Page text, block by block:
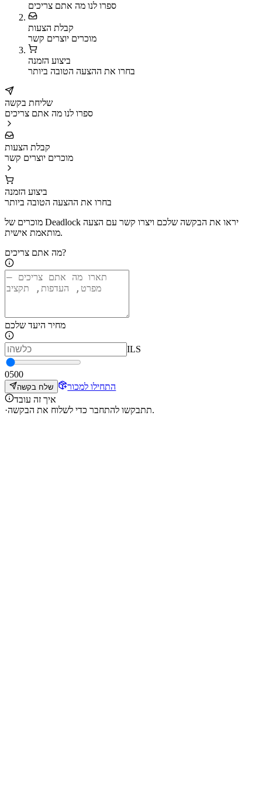
ספרו לנו מה אתם צריכים
קבלת הצעות
מוכרים יוצרים קשר
ביצוע הזמנה
בחרו את ההצעה הטובה ביותר
שליחת בקשה
ספרו לנו מה אתם צריכים
קבלת הצעות
מוכרים יוצרים קשר
ביצוע הזמנה
בחרו את ההצעה הטובה ביותר
מוכרים של Deadlock יראו את הבקשה שלכם ויצרו קשר עם הצעה
מותאמת אישית.
מה אתם צריכים?
מחיר היעד שלכם
ILS
0500
שלח בקשה
התחילו למכור
איך זה עובד
·
תתבקשו להתחבר כדי לשלוח את הבקשה.